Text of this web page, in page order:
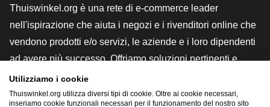
Thuiswinkel.org è una rete di e-commerce leader
nell'ispirazione che aiuta i negozi e i rivenditori online che
vendono prodotti e/o servizi, le aziende e i loro dipendenti
ad avere più successo. Offriamo soluzioni pertinenti e
pratiche con vari marchi di fiducia, recensioni Thuiswinkel,
strumenti e consulenze legali, advocacy, ricerche di
Utilizziamo i cookie
Thuiswinkel.org utilizza diversi tipi di cookie. Oltre ai cookie necessari,
inseriamo cookie funzionali necessari per il funzionamento del nostro sito